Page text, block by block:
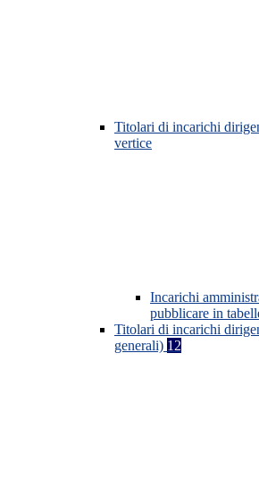
Titolari di incarichi
vertice
Incarichi
pubblicare in
Titolari di incarichi
generali) 12